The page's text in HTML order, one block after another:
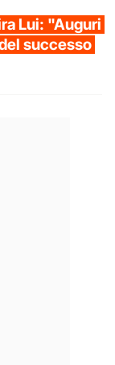
Lui: "Auguri
successo